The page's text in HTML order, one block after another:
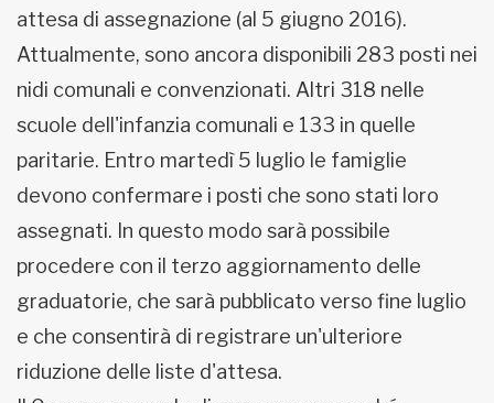
attesa di assegnazione (al 5 giugno 2016).
Attualmente, sono ancora disponibili 283 posti nei
nidi comunali e convenzionati. Altri 318 nelle
scuole dell'infanzia comunali e 133 in quelle
paritarie. Entro martedì 5 luglio le famiglie
devono confermare i posti che sono stati loro
assegnati. In questo modo sarà possibile
procedere con il terzo aggiornamento delle
graduatorie, che sarà pubblicato verso fine luglio
e che consentirà di registrare un'ulteriore
riduzione delle liste d'attesa.